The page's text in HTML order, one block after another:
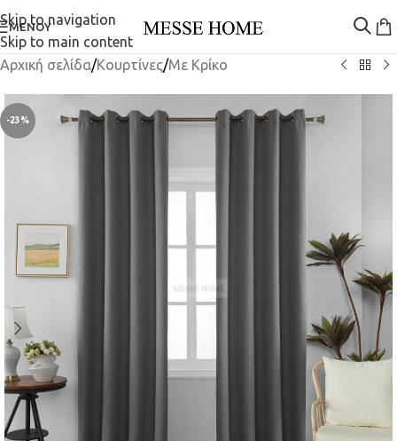
Skip to navigation
Skip to main content
ΜΕΝΟΎ
Αρχική σελίδα/Κουρτίνες/Mε Κρίκο
-23%